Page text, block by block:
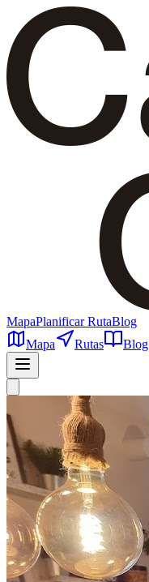
MapaPlanificar RutaBlog
Mapa
Rutas Blog